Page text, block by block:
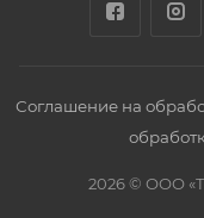
Соглашение на
2026 © ООО